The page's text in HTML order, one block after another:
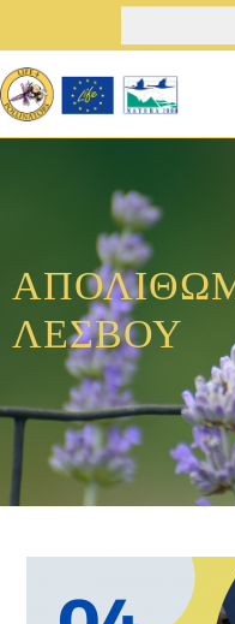
Παράκαμψη προς το
ΛΕΣΒΟΥ